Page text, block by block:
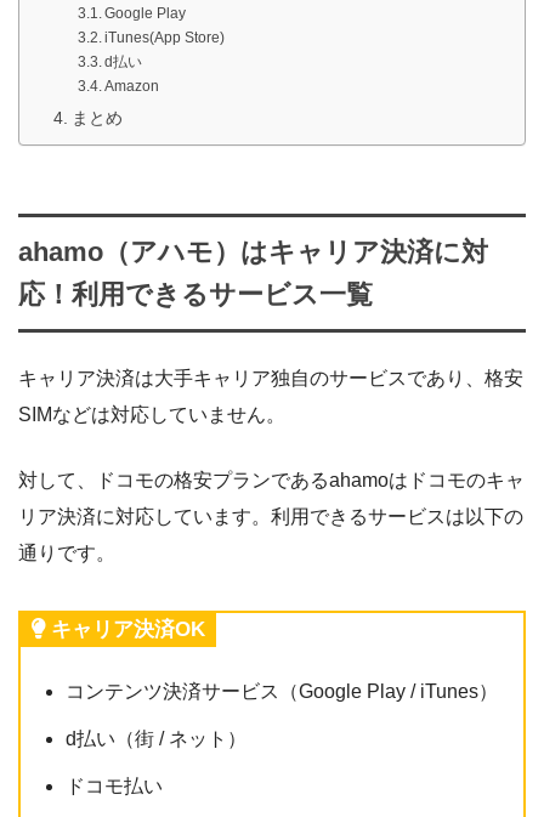
Google Play
iTunes(App Store)
d払い
Amazon
まとめ
ahamo（アハモ）はキャリア決済に対
応！利用できるサービス一覧
キャリア決済は大手キャリア独自のサービスであり、格安
SIMなどは対応していません。
対して、ドコモの格安プランであるahamoはドコモのキャ
リア決済に対応しています。利用できるサービスは以下の
通りです。
キャリア決済OK
コンテンツ決済サービス（Google Play / iTunes）
d払い（街 / ネット）
ドコモ払い